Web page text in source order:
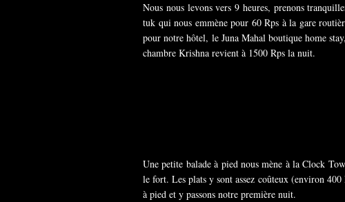
Nous nous levons vers 9 heures, prenons
tuk qui nous emmène pour 60 Rps à la gare
pour notre hôtel, le Juna Mahal boutique home
chambre Krishna revient à 1500 Rps la nuit.
Une petite balade à pied nous mène à la Clock
le fort. Les plats y sont assez coûteux (environ
à pied et y passons notre première nuit.